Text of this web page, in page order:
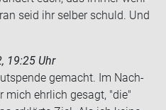
seid ihr sel­ber schuld. Und
19:25 Uhr
ge­macht. Im Nach­
mich ehr­lich ge­sagt, "die"